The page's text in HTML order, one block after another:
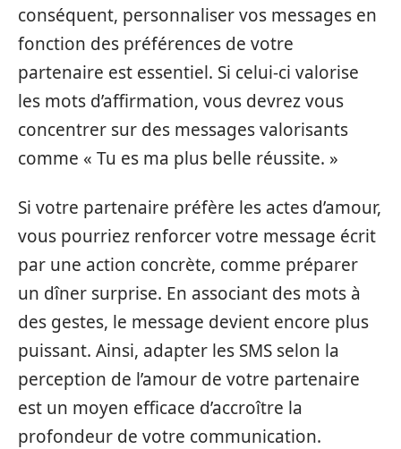
conséquent, personnaliser vos messages en
fonction des préférences de votre
partenaire est essentiel. Si celui-ci valorise
les mots d’affirmation, vous devrez vous
concentrer sur des messages valorisants
comme « Tu es ma plus belle réussite. »
Si votre partenaire préfère les actes d’amour,
vous pourriez renforcer votre message écrit
par une action concrète, comme préparer
un dîner surprise. En associant des mots à
des gestes, le message devient encore plus
puissant. Ainsi, adapter les SMS selon la
perception de l’amour de votre partenaire
est un moyen efficace d’accroître la
profondeur de votre communication.